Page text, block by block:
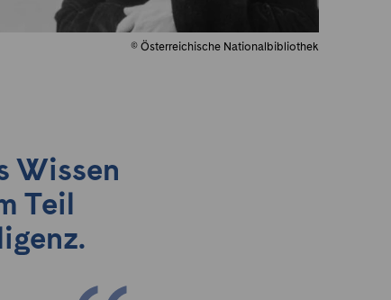
© Österreichische Nationalbibliothek
Wissen
Teil